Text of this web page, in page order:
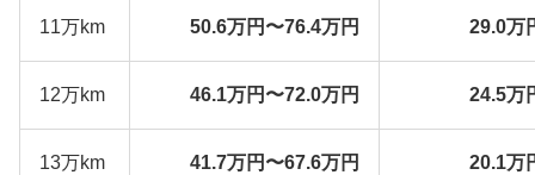
11万km 50.6万円〜76.4万円 29.0万
12万km 46.1万円〜72.0万円 24.5万
13万km 41.7万円〜67.6万円 20.1万